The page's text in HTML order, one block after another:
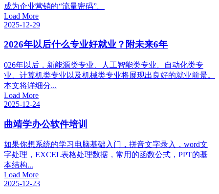
成为企业营销的“流量密码”。
Load More
2025-12-29
2026年以后什么专业好就业？附未来6年
026年以后，新能源类专业、人工智能类专业、自动化类专
业、计算机类专业以及机械类专业将展现出良好的就业前景。
本文将详细分...
Load More
2025-12-24
曲靖学办公软件培训
如果你想系统的学习电脑基础入门，拼音文字录入，word文
字处理，EXCEL表格处理数据，常用的函数公式，PPT的基
本结构...
Load More
2025-12-23